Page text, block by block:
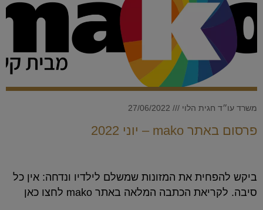
פרסום באתר mako – יוני 2022
משרד עו״ד חגית הלוי
ביקש להפחית את המזונות שמשלם לילדיו ונדחה: אין כל
סיבה. לקריאת הכתבה המלאה באתר mako לחצו כאן